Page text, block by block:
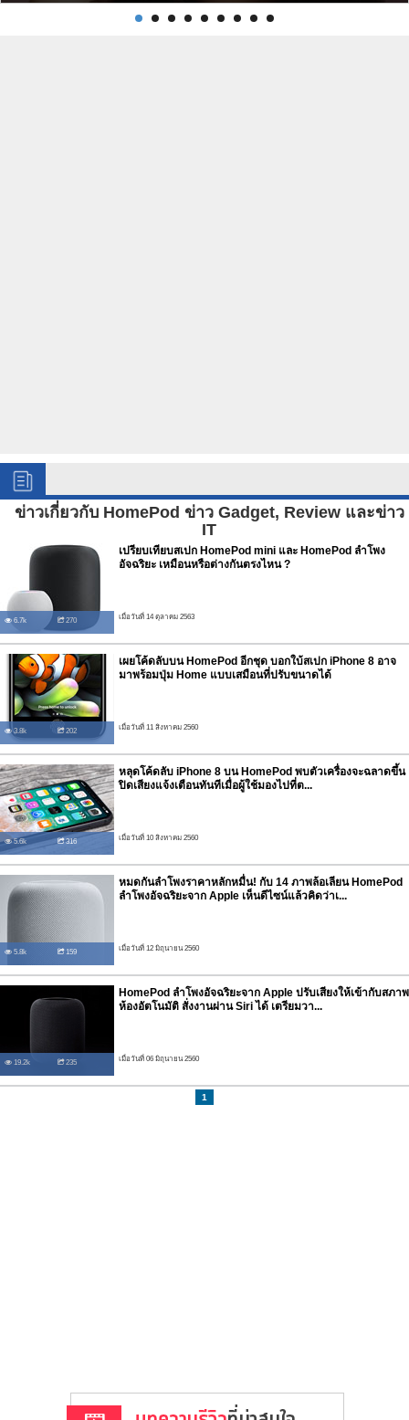
ข่าวเกี่ยวกับ HomePod ข่าว Gadget, Review และข่าว
IT
6.7k 270
เปรียบเทียบสเปก HomePod mini และ HomePod ลำโพง
อัจฉริยะ เหมือนหรือต่างกันตรงไหน ?
เมื่อวันที่ 14 ตุลาคม 2563
3.8k 202
เผยโค้ดลับบน HomePod อีกชุด บอกใบ้สเปก iPhone 8 อาจ
มาพร้อมปุ่ม Home แบบเสมือนที่ปรับขนาดได้
เมื่อวันที่ 11 สิงหาคม 2560
5.6k 316
หลุดโค้ดลับ iPhone 8 บน HomePod พบตัวเครื่องจะฉลาดขึ้น
ปิดเสียงแจ้งเตือนทันทีเมื่อผู้ใช้มองไปที่ต...
เมื่อวันที่ 10 สิงหาคม 2560
5.8k 159
หมดกันลำโพงราคาหลักหมื่น! กับ 14 ภาพล้อเลียน HomePod
ลำโพงอัจฉริยะจาก Apple เห็นดีไซน์แล้วคิดว่าเ...
เมื่อวันที่ 12 มิถุนายน 2560
19.2k 235
HomePod ลำโพงอัจฉริยะจาก Apple ปรับเสียงให้เข้ากับสภาพ
ห้องอัตโนมัติ สั่งงานผ่าน Siri ได้ เตรียมวา...
เมื่อวันที่ 06 มิถุนายน 2560
1